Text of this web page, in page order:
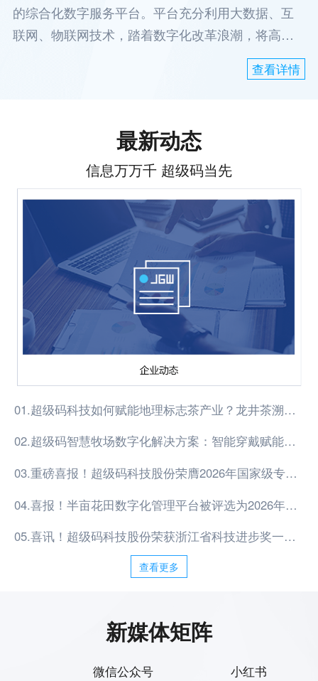
的综合化数字服务平台。平台充分利用大数据、互
联网、物联网技术，踏着数字化改革浪潮，将高速
发展的互联网时代所获得的丰富成果，以共建共治
共享拓展社会发展新局面的新思维，为乡村数字化
查看详情
最新动态
信息万万千 超级码当先
01.超级码科技如何赋能地理标志茶产业？龙井茶溯源体系给出答案
02.超级码智慧牧场数字化解决方案：智能穿戴赋能畜牧产业升级
03.重磅喜报！超级码科技股份荣膺2026年国家级专精特新重点 “小巨人” 企业
04.喜报！半亩花田数字化管理平台被评选为2026年度“防伪溯源 传递信任 保护品牌”优秀案例！
05.喜讯！超级码科技股份荣获浙江省科技进步奖一等奖
查看更多
新媒体矩阵
微信公众号 小红书